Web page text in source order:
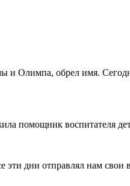
и Олимпа, обрел имя.
помощник воспитателя
эти дни отправлял нам